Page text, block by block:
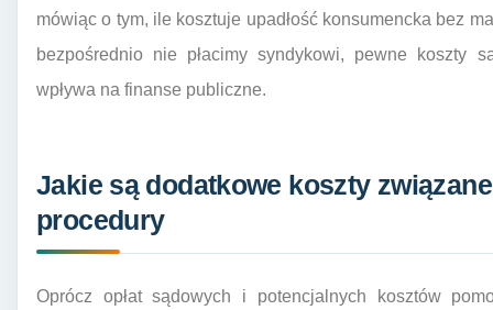
mówiąc o tym, ile kosztuje upadłość konsumencka bez
bezpośrednio nie płacimy syndykowi, pewne koszty
wpływa na finanse publiczne.
Jakie są dodatkowe koszty
procedury
Oprócz opłat sądowych i potencjalnych kosztów